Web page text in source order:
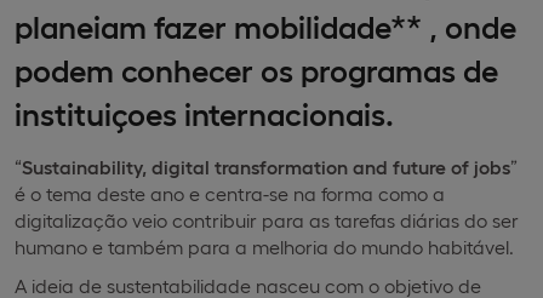
planeiam fazer mobilidade** , onde
podem conhecer os programas de
instituiçoes internacionais.
“Sustainability, digital transformation and future of jobs”
é o tema deste ano e centra-se na forma como a
digitalização veio contribuir para as tarefas diárias do ser
humano e também para a melhoria do mundo habitável.
A ideia de sustentabilidade nasceu com o objetivo de